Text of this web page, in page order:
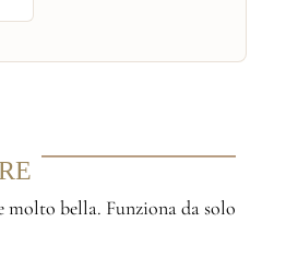
molto bella. Funziona da solo